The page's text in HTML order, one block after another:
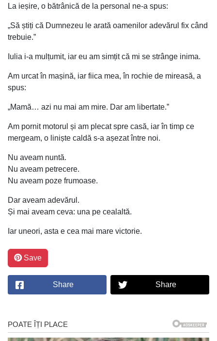
La ieșire, o bătrânică de la personal ne-a spus:
„Să știți că Dumnezeu le arată oamenilor adevărul fix când
trebuie.”
Iulia i-a mulțumit, iar eu am simțit că mi se strânge inima.
Am urcat în mașină, iar fiica mea, în rochie de mireasă, a
spus:
„Mamă… azi nu mai am mire. Dar am libertate.”
Am pornit motorul și am plecat spre casă, iar în timp ce
mergeam, o liniște caldă s-a așezat între noi.
Nu aveam nuntă.
Nu aveam petrecere.
Nu aveam poze frumoase.
Dar aveam adevărul.
Și mai aveam ceva: una pe cealaltă.
Iar uneori, asta e cea mai mare victorie.
Save
Share Share